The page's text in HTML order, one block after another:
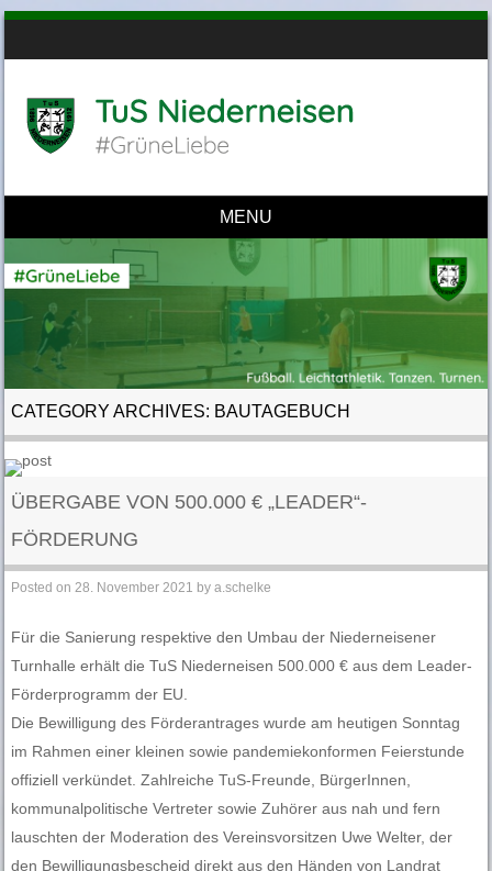
MENU
CATEGORY ARCHIVES: BAUTAGEBUCH
ÜBERGABE VON 500.000 € „LEADER“-
FÖRDERUNG
Posted on 28. November 2021 bya.schelke
Für die Sanierung respektive den Umbau der Niederneisener
Turnhalle erhält die TuS Niederneisen 500.000 € aus dem Leader-
Förderprogramm der EU.
Die Bewilligung des Förderantrages wurde am heutigen Sonntag
im Rahmen einer kleinen sowie pandemiekonformen Feierstunde
offiziell verkündet. Zahlreiche TuS-Freunde, BürgerInnen,
kommunalpolitische Vertreter sowie Zuhörer aus nah und fern
lauschten der Moderation des Vereinsvorsitzen Uwe Welter, der
den Bewilligungsbescheid direkt aus den Händen von Landrat